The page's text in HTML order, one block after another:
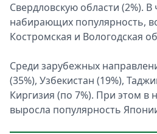
Свердловскую области (2%). В
набирающих популярность,
Костромская и Вологодская
Среди зарубежных
(35%), Узбекистан (19%),
Киргизия (по 7%). При этом в
выросла популярность